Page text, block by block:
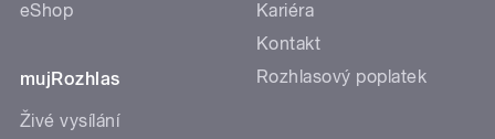
eShop
mujRozhlas
Živé vysílání
Kariéra
Kontakt
Rozhlasový poplatek